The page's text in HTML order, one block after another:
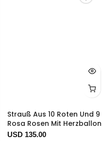
Strauß Aus 10 Roten Und 9
Rosa Rosen Mit Herzballon
USD 135.00